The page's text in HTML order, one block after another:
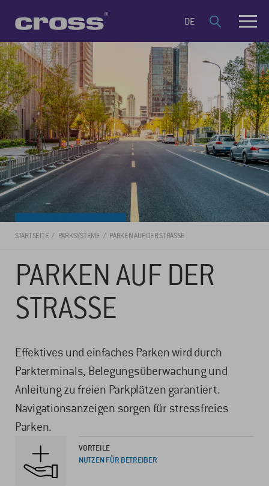
DE
STARTSEITE PARKSYSTEME PARKEN AUF DER STRASSE
PARKEN AUF DER
STRASSE
Effektives und einfaches Parken wird durch
Parkterminals, Belegungsüberwachung und
Anleitung zu freien Parkplätzen garantiert.
Navigationsanzeigen sorgen für stressfreies
Parken.
VORTEILE
NUTZEN FÜR BETREIBER